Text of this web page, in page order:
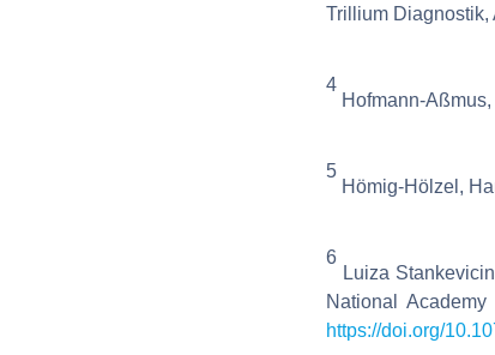
Trillium Diagnostik,
4
Hofmann-
5
Hömig-Hölzel,
6
Luiza
National
https://doi.org/